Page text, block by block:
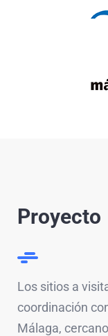
Proyecto
Los sitios a
coordinación
Málaga,